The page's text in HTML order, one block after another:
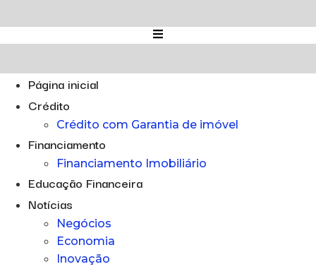
para
o
Página inicial
Crédito
Crédito com Garantia de imóvel
Financiamento
Financiamento Imobiliário
Educação Financeira
Notícias
Negócios
Economia
Inovação